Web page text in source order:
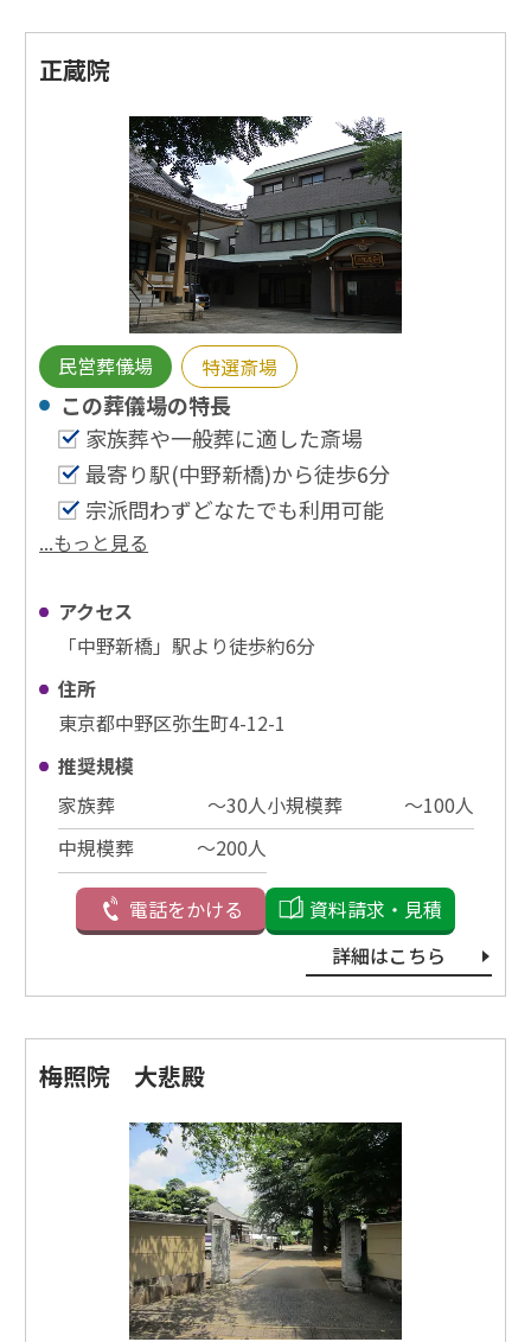
正蔵院
民営葬儀場 特選斎場
この葬儀場の特⻑
家族葬や一般葬に適した斎場
最寄り駅(中野新橋)から徒歩6分
宗派問わずどなたでも利用可能
...もっと見る
アクセス
「中野新橋」駅より徒歩約6分
住所
東京都中野区弥生町4-12-1
推奨規模
家族葬
〜30⼈小規模葬
〜100⼈
中規模葬
〜200⼈
電話をかける
資料請求・見積
詳細はこちら
梅照院 大悲殿